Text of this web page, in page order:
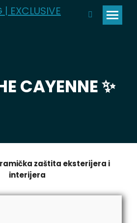
Pretraga:
CAYENNE ✨️
zaštita eksterijera i
interijera